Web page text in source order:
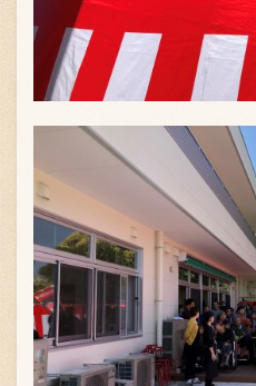
〒869-1107 熊本県
TEL 096-
FAX 096-